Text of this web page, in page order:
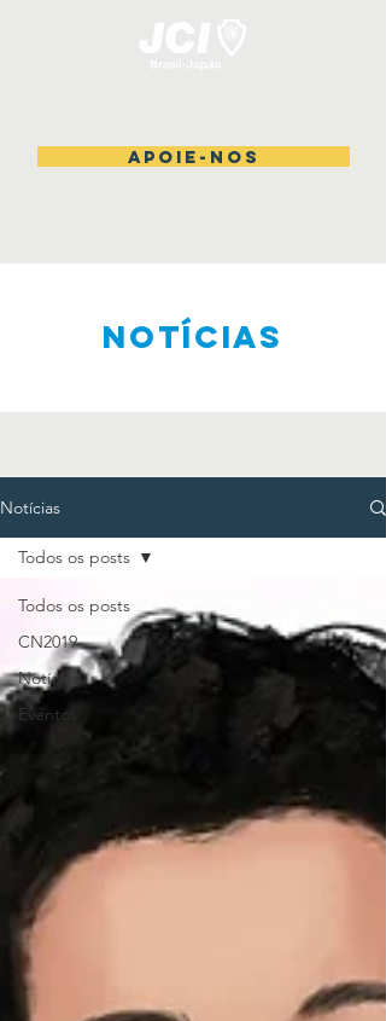
Apoie-nos
NOTÍCIAS
Notícias
Todos os posts
CN2019
Notícias
Eventos
Todos os posts